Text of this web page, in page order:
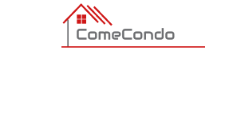
多伦多最新最全的楼花